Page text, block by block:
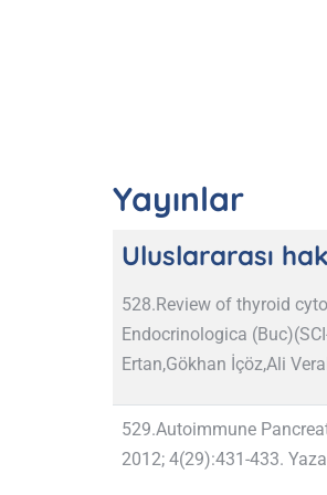
Yayınlar
Uluslararası
528.Review of thyroid
Endocrinologica
Ertan,Gökhan İçöz,Ali
529.Autoimmune
2012; 4(29):431-433.